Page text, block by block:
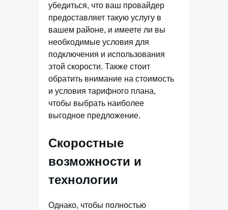
убедиться, что ваш провайдер
предоставляет такую услугу в
вашем районе, и имеете ли вы
необходимые условия для
подключения и использования
этой скорости. Также стоит
обратить внимание на стоимость
и условия тарифного плана,
чтобы выбрать наиболее
выгодное предложение.
Скоростные
возможности и
технологии
Однако, чтобы полностью